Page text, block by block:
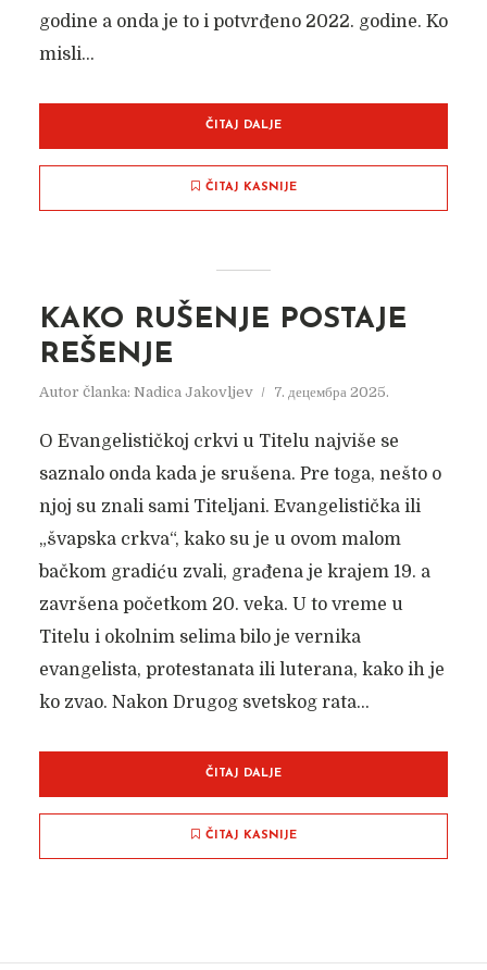
godine a onda je to i potvrđeno 2022. godine. Ko
misli...
ČITAJ DALJE
ČITAJ KASNIJE
KAKO RUŠENJE POSTAJE
REŠENJE
Autor članka: Nadica Jakovljev 7. децембра 2025.
O Evangelističkoj crkvi u Titelu najviše se
saznalo onda kada je srušena. Pre toga, nešto o
njoj su znali sami Titeljani. Evangelistička ili
„švapska crkva“, kako su je u ovom malom
bačkom gradiću zvali, građena je krajem 19. a
završena početkom 20. veka. U to vreme u
Titelu i okolnim selima bilo je vernika
evangelista, protestanata ili luterana, kako ih je
ko zvao. Nakon Drugog svetskog rata...
ČITAJ DALJE
ČITAJ KASNIJE